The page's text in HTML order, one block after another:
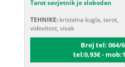
vidovitost, visak
Broj tel: 064/
tel:0,93€ -